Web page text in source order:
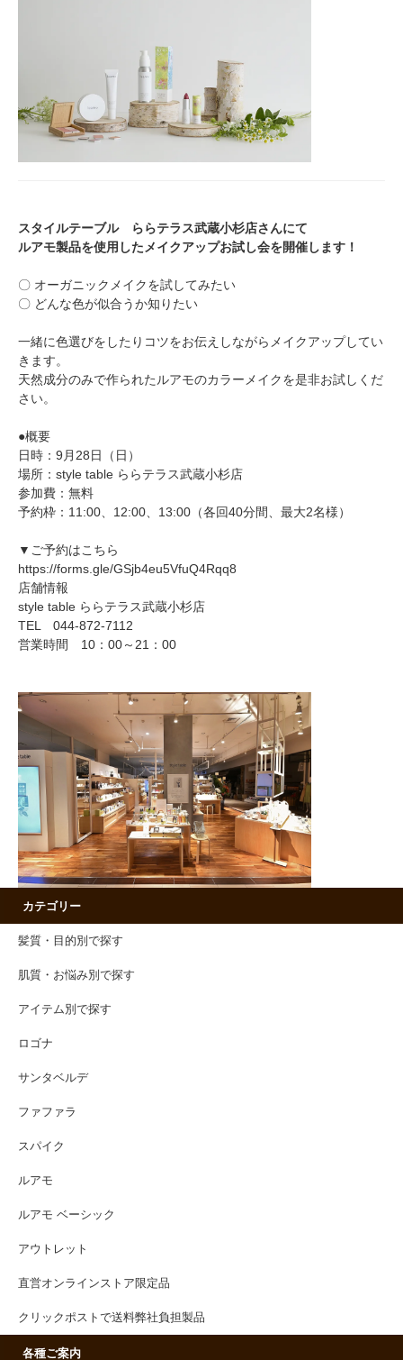
スタイルテーブル ららテラス武蔵小杉店さんにて
ルアモ製品を使用したメイクアップお試し会を開催します！
〇 オーガニックメイクを試してみたい
〇 どんな色が似合うか知りたい
一緒に色選びをしたりコツをお伝えしながらメイクアップしてい
きます。
天然成分のみで作られたルアモのカラーメイクを是非お試しくだ
さい。
●概要
日時：9月28日（日）
場所：style table ららテラス武蔵小杉店
参加費：無料
予約枠：11:00、12:00、13:00（各回40分間、最大2名様）
▼ご予約はこちら
https://forms.gle/GSjb4eu5VfuQ4Rqq8
店舗情報
style table ららテラス武蔵小杉店
TEL 044-872-7112
営業時間 10：00～21：00
カテゴリー
髪質・目的別で探す
肌質・お悩み別で探す
アイテム別で探す
ロゴナ
サンタベルデ
ファファラ
スパイク
ルアモ
ルアモ ベーシック
アウトレット
直営オンラインストア限定品
クリックポストで送料弊社負担製品
各種ご案内